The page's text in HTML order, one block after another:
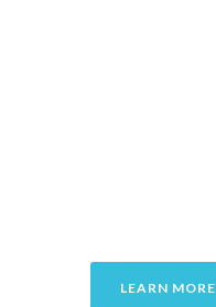
LEARN MORE